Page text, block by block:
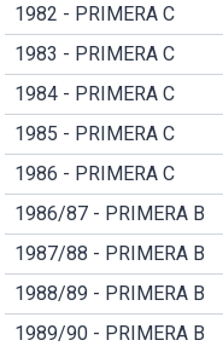
1982 - PRIMERA C
1983 - PRIMERA C
1984 - PRIMERA C
1985 - PRIMERA C
1986 - PRIMERA C
1986/87 - PRIMERA B
1987/88 - PRIMERA B
1988/89 - PRIMERA B
1989/90 - PRIMERA B